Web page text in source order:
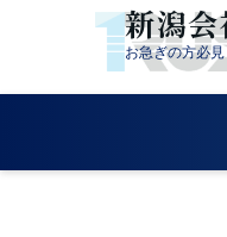
新潟
お急ぎの方必